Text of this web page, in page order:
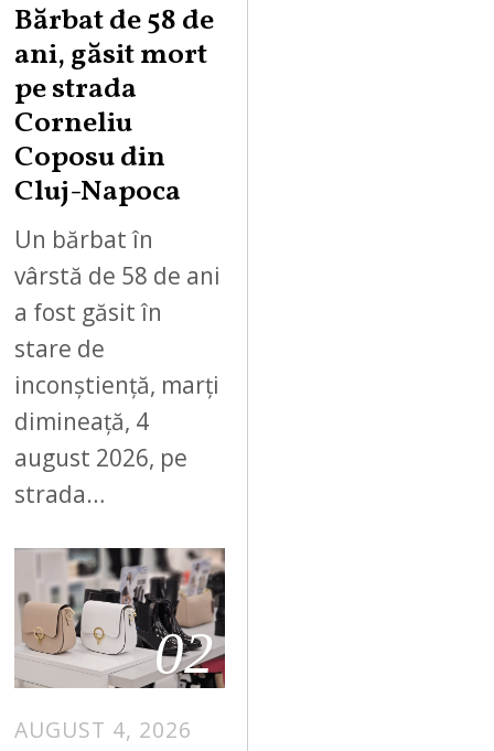
Bărbat de 58 de
ani, găsit mort
pe strada
Corneliu
Coposu din
Cluj-Napoca
Un bărbat în
vârstă de 58 de ani
a fost găsit în
stare de
inconștiență, marți
dimineață, 4
august 2026, pe
strada…
02
AUGUST 4, 2026